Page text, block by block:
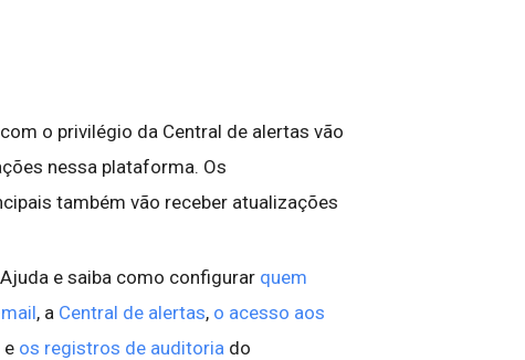
o privilégio da Central de alertas vão
nessa plataforma. Os
também vão receber atualizações
e saiba como configurar quem
, a Central de alertas, o acesso aos
e os registros de auditoria do